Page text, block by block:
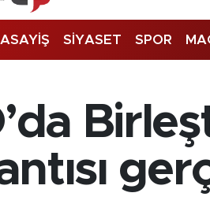
ASAYİŞ SİYASET SPOR
ve Fikstür